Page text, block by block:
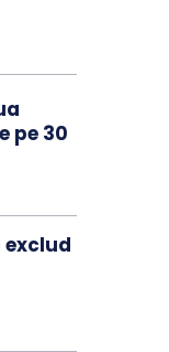
pe 30
exclud